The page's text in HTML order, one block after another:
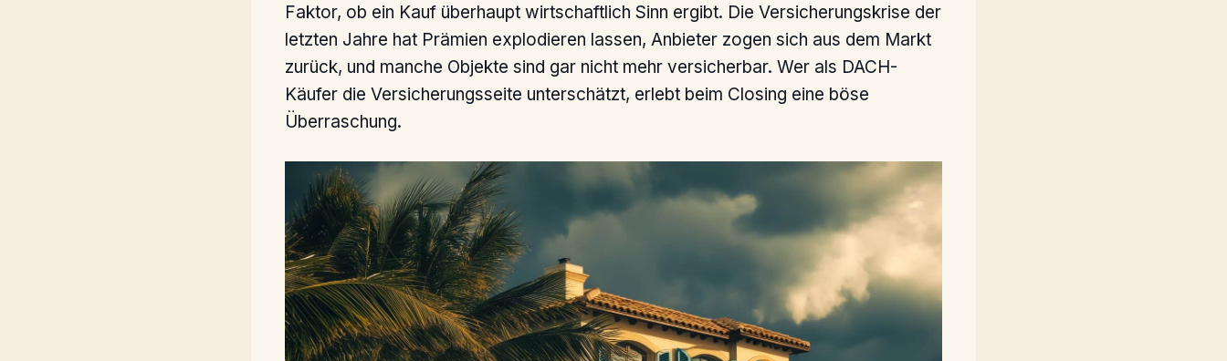
Faktor, ob ein Kauf überhaupt wirtschaftlich Sinn ergibt. Die Versicherungskrise der
letzten Jahre hat Prämien explodieren lassen, Anbieter zogen sich aus dem Markt
zurück, und manche Objekte sind gar nicht mehr versicherbar. Wer als DACH-
Käufer die Versicherungsseite unterschätzt, erlebt beim Closing eine böse
Überraschung.